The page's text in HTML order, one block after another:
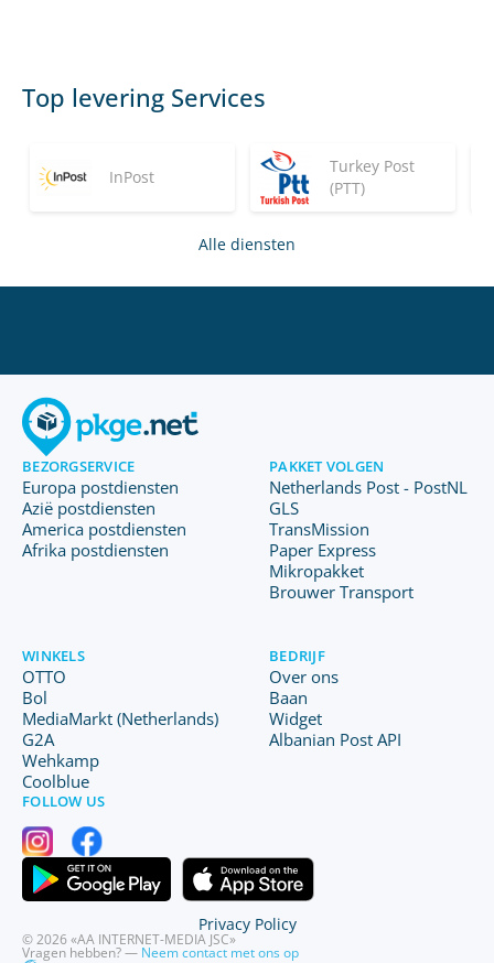
Top levering Services
InPost
Turkey Post
(PTT)
Alle diensten
BEZORGSERVICE
Europa postdiensten
Azië postdiensten
America postdiensten
Afrika postdiensten
PAKKET VOLGEN
Netherlands Post - PostNL
GLS
TransMission
Paper Express
Mikropakket
Brouwer Transport
WINKELS
OTTO
Bol
MediaMarkt (Netherlands)
G2A
Wehkamp
Coolblue
BEDRIJF
Over ons
Baan
Widget
Albanian Post API
FOLLOW US
© 2026 «AA INTERNET-MEDIA JSC»
Vragen hebben? — Neem contact met ons op
Privacy Policy